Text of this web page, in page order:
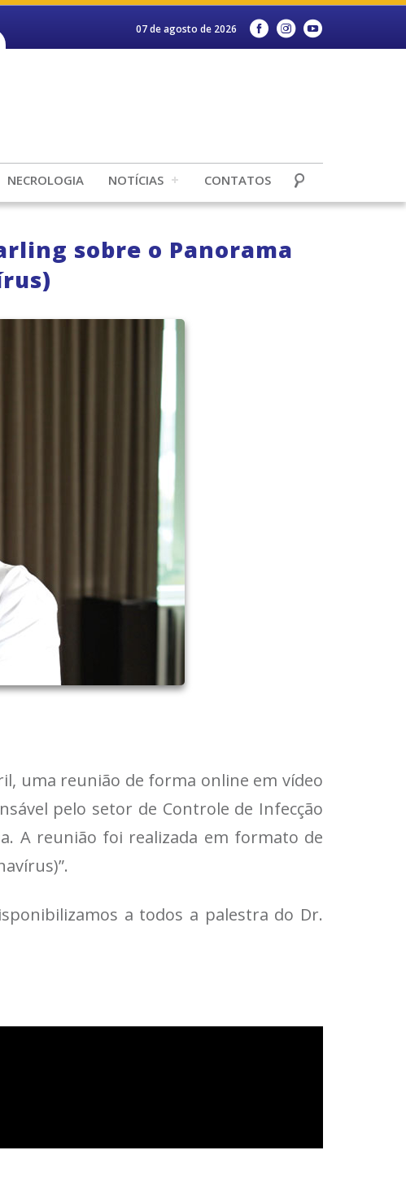
07 de agosto de 2026
NECROLOGIA NOTÍCIAS CONTATOS
sobre o Panorama
uma reunião de forma online em vídeo
pelo setor de Controle de Infecção
A reunião foi realizada em formato de
a todos a palestra do Dr.